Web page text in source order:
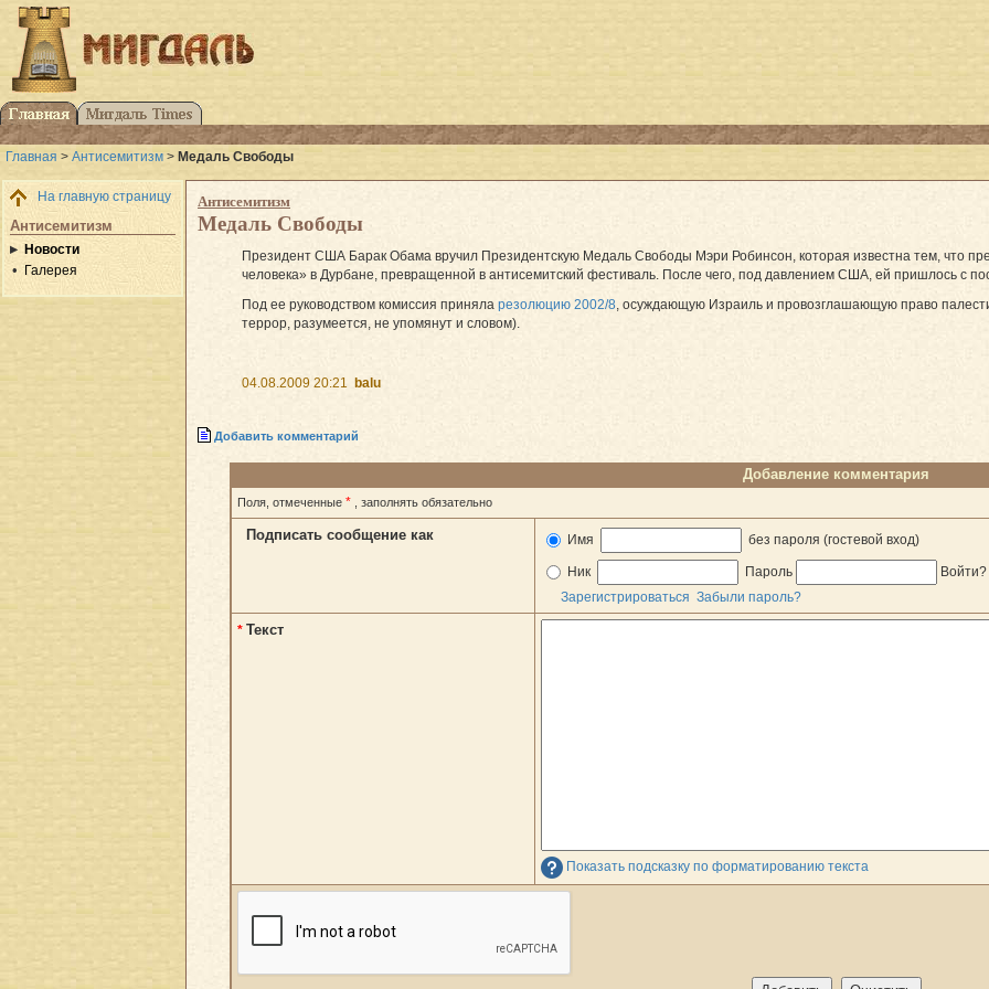
Главная > Антисемитизм > Медаль Свободы
На главную страницу
Антисемитизм
Новости
Галерея
Антисемитизм
Медаль Свободы
Президент США Барак Обама вручил Президентскую Медаль Свободы Мэри Робинсон, которая известна тем, что
человека» в Дурбане, превращенной в aнтисемитский фестиваль. После чего, под давлением США, ей пришлось с
Под ее руководством комиссия приняла резолюцию 2002/8 , осуждающую Израиль и провозглашающую право
террор, разумеется, не упомянут и словом).
04.08.2009 20:21 balu
Добавить комментарий
Добавление комментария
Поля, отмеченные * , заполнять обязательно
Подписать сообщение как Имя без пароля (гостевой вход)
Ник Пароль
Войти?
Зарегистрироваться Забыли пароль?
* Текст
Показать подсказку по форматированию текста